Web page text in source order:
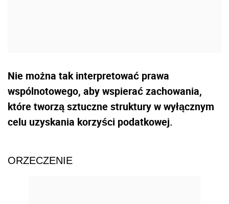
Nie można tak interpretować prawa
wspólnotowego, aby wspierać zachowania,
które tworzą sztuczne struktury w wyłącznym
celu uzyskania korzyści podatkowej.
ORZECZENIE